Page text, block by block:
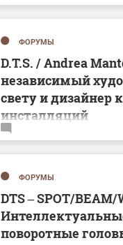
ФОРУМЫ
D.T.S. / Andrea
независимый
свету и дизайнер
инсталляций
ФОРУМЫ
DTS – SPOT/BEAM/
поворотные